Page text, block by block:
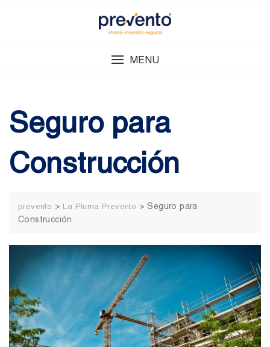
MENU
Seguro para
Construcción
prevento > La Pluma Prevento >Seguro para
Construcción